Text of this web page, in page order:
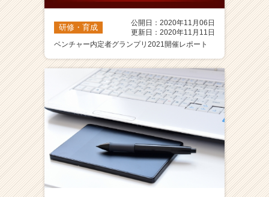
研修・育成
公開日：2020年11月06日
更新日：2020年11月11日
ベンチャー内定者グランプリ2021開催レポート